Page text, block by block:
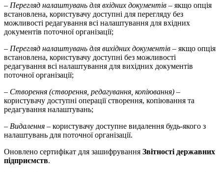
– Перегляд налаштувань для вхідних документів – якщо опція
встановлена, користувачу доступні для перегляду без
можливості редагування всі налаштування для вхідних
документів поточної організації;
– Перегляд налаштувань для вихідних документів – якщо опція
встановлена, користувачу доступні без можливості
редагування всі налаштування для вихідних документів
поточної організації;
– Створення (створення, редагування, копіювання) –
користувачу доступні операції створення, копіювання та
редагування налаштувань;
– Видалення – користувачу доступне видалення будь-якого з
налаштувань для поточної організації.
Оновлено сертифікат для зашифрування Звітності державних
підприємств.